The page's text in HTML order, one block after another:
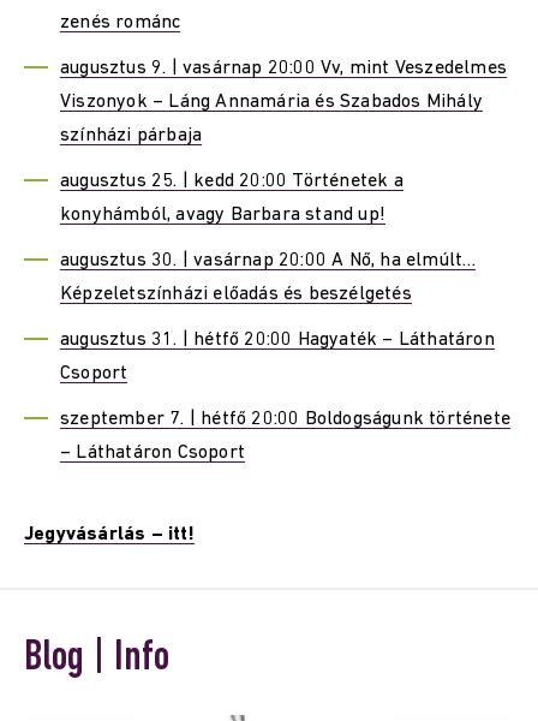
zenés románc
augusztus 9. | vasárnap 20:00 Vv, mint Veszedelmes
Viszonyok – Láng Annamária és Szabados Mihály
színházi párbaja
augusztus 25. | kedd 20:00 Történetek a
konyhámból, avagy Barbara stand up!
augusztus 30. | vasárnap 20:00 A Nő, ha elmúlt…
Képzeletszínházi előadás és beszélgetés
augusztus 31. | hétfő 20:00 Hagyaték – Láthatáron
Csoport
szeptember 7. | hétfő 20:00 Boldogságunk története
– Láthatáron Csoport
Jegyvásárlás – itt!
Blog | Info